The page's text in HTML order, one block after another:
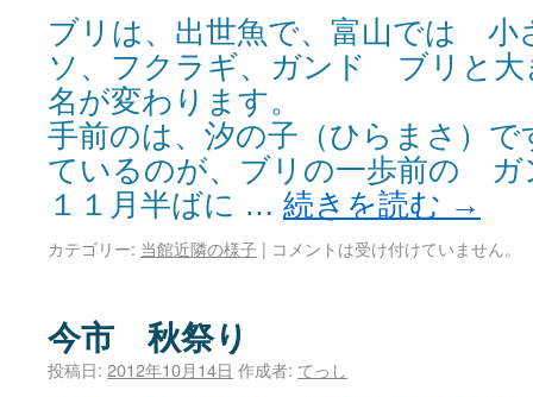
ブリは、出世魚で、富山では
ソ、フクラギ、ガンド ブリと大
名が変わります。
手前のは、汐の子（ひらまさ）
ているのが、ブリの一歩前の ガ
１１月半ばに … 続きを読む →
カテゴリー: 当館近隣の様子 | コメントは受け付けていません。
今市 秋祭り
投稿日: 2012年10月14日 作成者: てっし